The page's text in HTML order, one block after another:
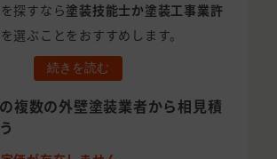
探すなら塗装技能士か塗装工事業許
選ぶことをおすすめします。
続きを読む
複数の外壁塗装業者から相見積